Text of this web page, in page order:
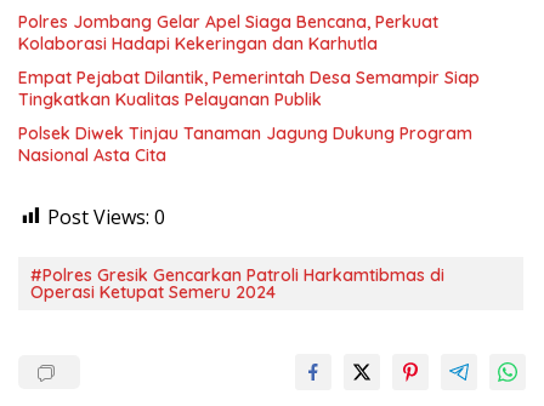
Polres Jombang Gelar Apel Siaga Bencana, Perkuat
Kolaborasi Hadapi Kekeringan dan Karhutla
Empat Pejabat Dilantik, Pemerintah Desa Semampir Siap
Tingkatkan Kualitas Pelayanan Publik
Polsek Diwek Tinjau Tanaman Jagung Dukung Program
Nasional Asta Cita
Post Views: 0
#Polres Gresik Gencarkan Patroli Harkamtibmas di
Operasi Ketupat Semeru 2024